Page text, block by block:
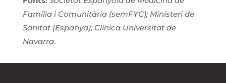
Família i Comunitària (semFYC); Ministeri de
Sanitat (Espanya); Clínica Universitat de
Navarra.